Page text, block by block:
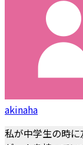
akinaha
私が中学生の時